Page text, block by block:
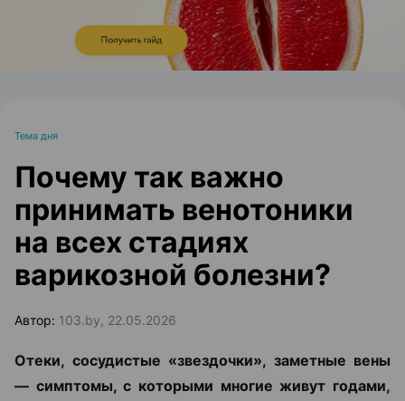
Тема дня
Почему так важно
принимать венотоники
на всех стадиях
варикозной болезни?
Автор: 103.by, 22.05.2026
Отеки, сосудистые «звездочки», заметные вены
— симптомы, с которыми многие живут годами,